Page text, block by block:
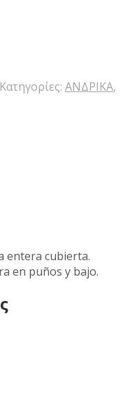
Κατηγορίες: ΑΝΔΡΙΚΑ,
entera cubierta.
en puños y bajo.